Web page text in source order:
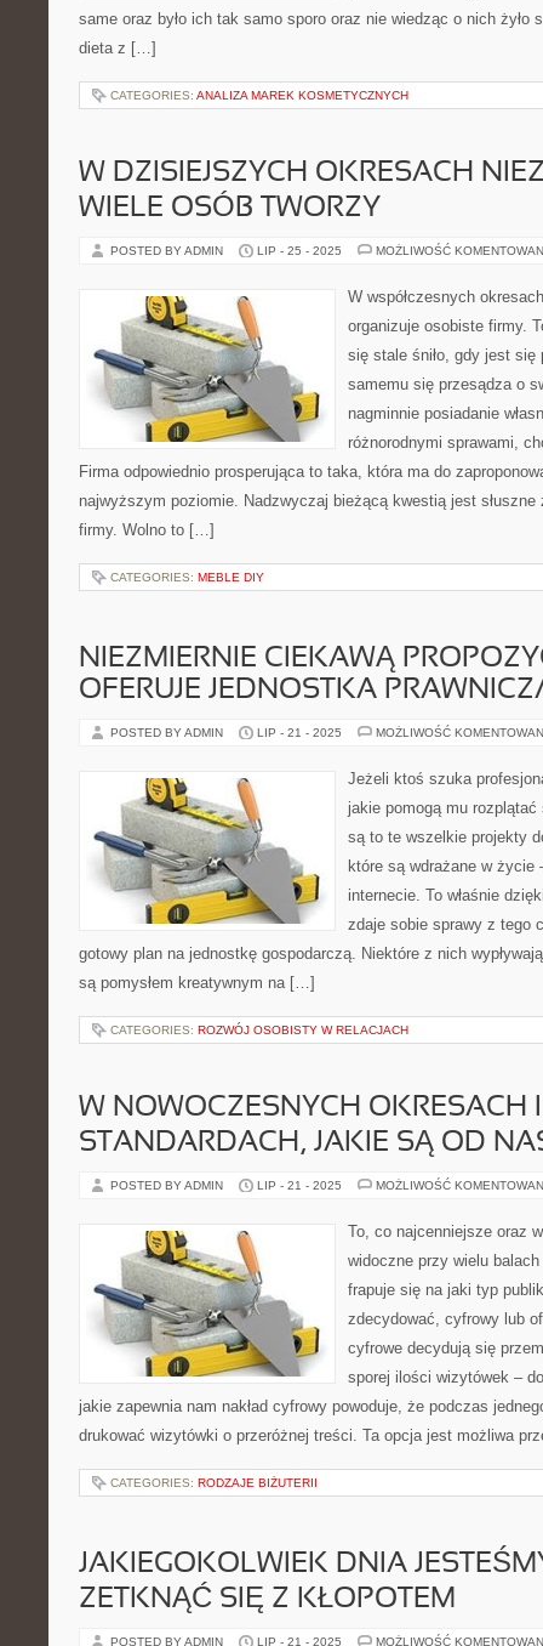
same oraz było ich tak samo sporo oraz nie wiedząc o nich żyło
dieta z […]
CATEGORIES: ANALIZA MAREK KOSMETYCZNYCH
W DZISIEJSZYCH OKRESACH
WIELE OSÓB TWORZY
POSTED BY ADMIN LIP - 25 - 2025 MOŻLIWOŚĆ
W współczesnych
organizuje osobiste firmy.
się stale śniło, gdy jest się
samemu się przesądza o
nagminnie posiadanie
różnorodnymi sprawami,
Firma odpowiednio prosperująca to taka, która ma do
najwyższym poziomie. Nadzwyczaj bieżącą kwestią jest słuszne
firmy. Wolno to […]
CATEGORIES: MEBLE DIY
NIEZMIERNIE CIEKAWĄ
OFERUJE JEDNOSTKA
POSTED BY ADMIN LIP - 21 - 2025 MOŻLIWOŚĆ
Jeżeli ktoś szuka
jakie pomogą mu
są to te wszelkie projekty
które są wdrażane w życie
internecie. To właśnie
zdaje sobie sprawy z tego
gotowy plan na jednostkę gospodarczą. Niektóre z nich
są pomysłem kreatywnym na […]
CATEGORIES: ROZWÓJ OSOBISTY W RELACJACH
W NOWOCZESNYCH OKRESACH I
STANDARDACH, JAKIE SĄ OD
POSTED BY ADMIN LIP - 21 - 2025 MOŻLIWOŚĆ
To, co najcenniejsze oraz
widoczne przy wielu
frapuje się na jaki typ
zdecydować, cyfrowy lub
cyfrowe decydują się
sporej ilości wizytówek –
jakie zapewnia nam nakład cyfrowy powoduje, że podczas
drukować wizytówki o przeróżnej treści. Ta opcja jest możliwa
CATEGORIES: RODZAJE BIŻUTERII
JAKIEGOKOLWIEK DNIA
ZETKNĄĆ SIĘ Z KŁOPOTEM
POSTED BY ADMIN LIP - 21 - 2025 MOŻLIWOŚĆ